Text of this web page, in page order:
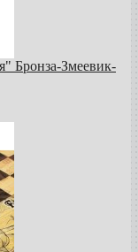
Бронза-Змеевик-